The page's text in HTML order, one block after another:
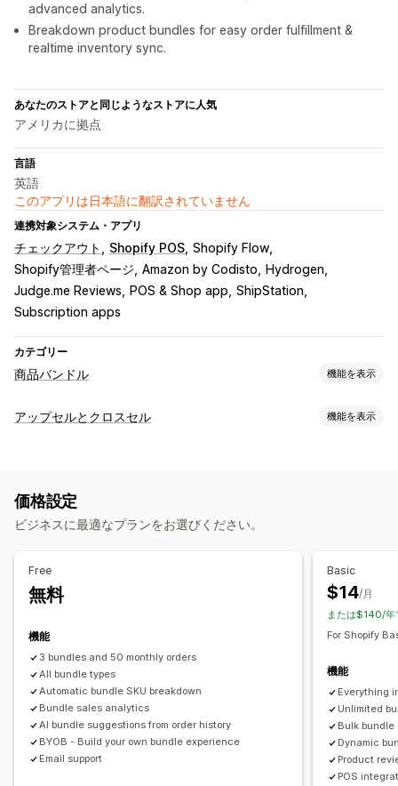
advanced analytics.
Breakdown product bundles for easy order fulfillment &
realtime inventory sync.
あなたのストアと同じようなストアに人気
アメリカに拠点
言語
英語
このアプリは日本語に翻訳されていません
連携対象システム・アプリ
チェックアウト Shopify POS Shopify Flow
Shopify管理者ページ Amazon by Codisto
Hydrogen
Judge.me Reviews
POS & Shop app ShipStation
Subscription apps
カテゴリー
商品バンドル 機能を表示
バンドルタイプ
サンプルパック
アップセルバンドル
クロスセルバンドル
有形商品
固定価格設定
ディスカウント
ボリュームディスカウント 一律割引
割引率によるディスカウント
BOGO
定期購入 一括価格設定 カスタム価格
アップセルとクロスセル 機能を表示
商品ページでのアップセル
お礼ページでのアップセル ワンクリックアドオン
カスタムHTML
複数言語
オファーとおすすめ
配送保証 無料ギフト ギフト包装
おすすめ商品
よく同時購入される商品
数量割引
ボリュームディスカウント 段階的ディスカウント
AIによるおすすめ 定期購入のアップグレード
分析
価格設定
ビジネスに最適なプランをお選びください。
Free
無料
機能
3 bundles and 50 monthly orders
All bundle types
Automatic bundle SKU breakdown
Bundle sales analytics
AI bundle suggestions from order history
BYOB - Build your own bundle experience
Email support
Basic
$14/月
または$140/年
For Shopify
機能
Everything
Unlimited
Bulk bundle
Dynamic
Product
POS